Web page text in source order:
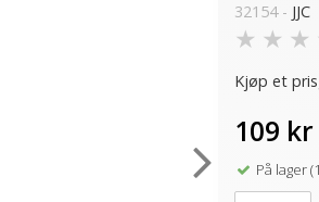
32154 - JJC
★ ★ ★
Kjøp et
109 kr
På lager